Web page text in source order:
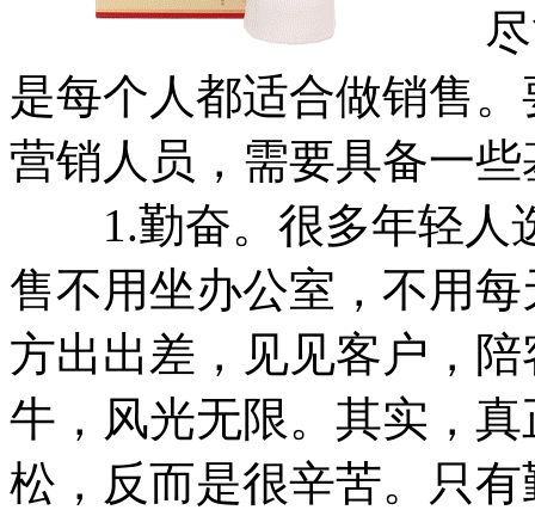
尽管
是每个人都适合做销售
营销人员，需要具备一
1.勤奋。很多年轻人
售不用坐办公室，不用
方出出差，见见客户，
牛，风光无限。其实，
松，反而是很辛苦。只